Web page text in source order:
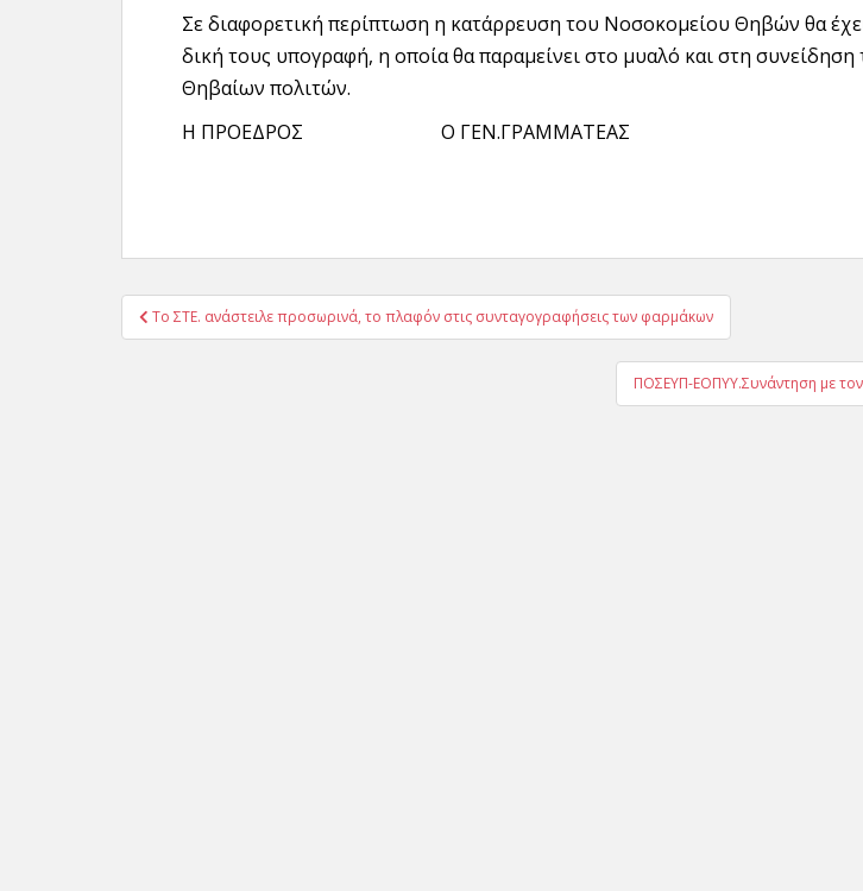
Σε διαφορετική περίπτωση η κατάρρευση του Νοσοκομείου Θηβών θα
δική τους υπογραφή, η οποία θα παραμείνει στο μυαλό και στη συνείδηση
Θηβαίων πολιτών.
Η ΠΡΟΕΔΡΟΣ Ο ΓΕΝ.ΓΡΑΜΜΑΤΕΑΣ
Πλοήγηση
άρθρων
Το ΣΤΕ. ανάστειλε προσωρινά, το πλαφόν στις συνταγογραφήσεις των φαρμάκων
ΠΟΣΕΥΠ-ΕΟΠΥΥ.Συνάντηση με